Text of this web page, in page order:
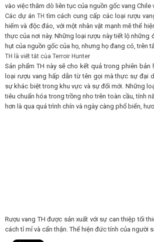
vào việc thăm dò liên tục của nguồn gốc vang Chile
Các dự án THtìm cách cung cấp các loại rượu
hiếm và độc đáo, với một nhân vật mạnh mẽ thể
thực của nơi này. Những loại rượu này tiết lộ những
hụt của nguồn gốc của họ, nhưng họ đang có, trên
TH là viết tắt của Terroir Hunter
Sản phẩm TH này sẽ cho kết quả trong phiên bản
loại rượu vang hấp dẫn từ tên gọi mà thực sự đại
sự khác biệt trong khu vực và sự đổi mới. Những
tiêu chuẩn hóa trong trồng nho trên toàn cầu, tính
hơn là qua quá trình chín và ngày càng phổ biến,
Rượu vang TH được sản xuất với sự can thiệp tối
cách tỉ mỉ và cẩn thận. Thể hiện đức tính của người